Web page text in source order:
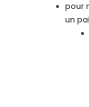
pour
un